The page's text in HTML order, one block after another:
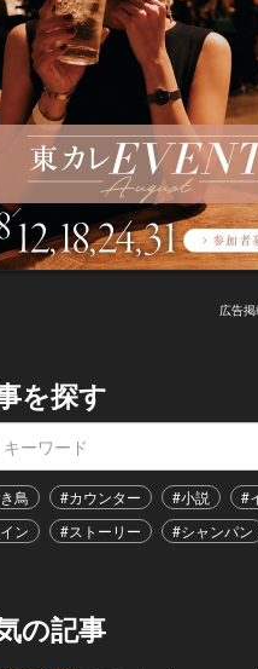
広告
を探す
鳥 #カウンター #小説 #
ン
#ストーリー #シャンパン
の記事